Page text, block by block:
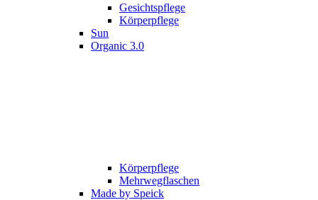
Gesichtspflege
Körperpflege
Sun
Organic 3.0
Körperpflege
Mehrwegflaschen
Made by Speick